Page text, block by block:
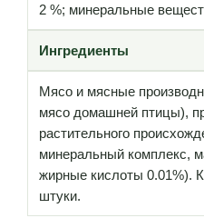
2 %; минеральные
Ингредиенты
Мясо и мясные
мясо домашней птицы),
растительного
минеральный комплекс,
жирные кислоты 0.01%).
штуки.